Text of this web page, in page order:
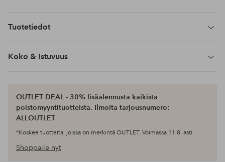
Tuotetiedot
Koko & Istuvuus
OUTLET DEAL - 30% lisäalennusta kaikista
poistomyyntituotteista. Ilmoita tarjousnumero:
ALLOUTLET
*Koskee tuotteita, joissa on merkintä OUTLET. Voimassa 11.8. asti.
Shoppaile nyt